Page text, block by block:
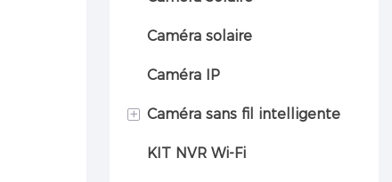
Caméra solaire
Caméra IP
+ Caméra sans fil intelligente
Caméra automobile
KIT NVR Wi-Fi